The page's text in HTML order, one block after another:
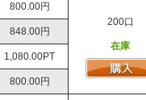
800.00円
200口
在庫
848.00円
1,080.00PT
800.00円